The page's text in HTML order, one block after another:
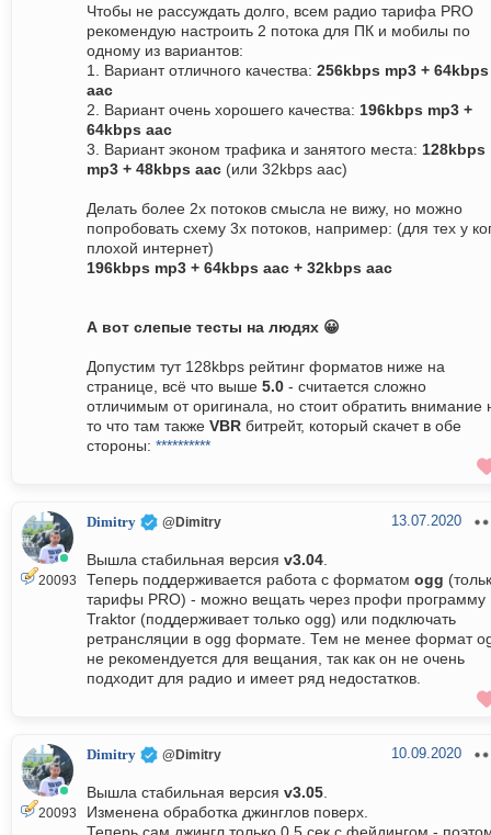
Чтобы не рассуждать долго, всем радио тарифа PRO
рекомендую настроить 2 потока для ПК и мобилы по
одному из вариантов:
1. Вариант отличного качества: 256kbps mp3 + 64kbps
aac
2. Вариант очень хорошего качества: 196kbps mp3 +
64kbps aac
3. Вариант эконом трафика и занятого места: 128kbps
mp3 + 48kbps aac (или 32kbps aac)
Делать более 2х потоков смысла не вижу, но можно
попробовать схему 3х потоков, например: (для тех у
плохой интернет)
196kbps mp3 + 64kbps aac + 32kbps aac
А вот слепые тесты на людях 😀
Допустим тут 128kbps рейтинг форматов ниже на
странице, всё что выше 5.0 - считается сложно
отличимым от оригинала, но стоит обратить внимание
то что там также VBR битрейт, который скачет в обе
стороны: **********
20093
Dimitry @Dimitry 13.07.2020
Вышла стабильная версия v3.04
Теперь поддерживается работа с форматом ogg
тарифы PRO) - можно вещать через профи программу
Traktor (поддерживает только ogg) или подключать
ретрансляции в ogg формате. Тем не менее формат
не рекомендуется для вещания, так как он не очень
подходит для радио и имеет ряд недостатков.
20093
Dimitry @Dimitry 10.09.2020
Вышла стабильная версия v3.05
Изменена обработка джинглов поверх.
Теперь сам джингл только 0.5 сек с фейдингом -